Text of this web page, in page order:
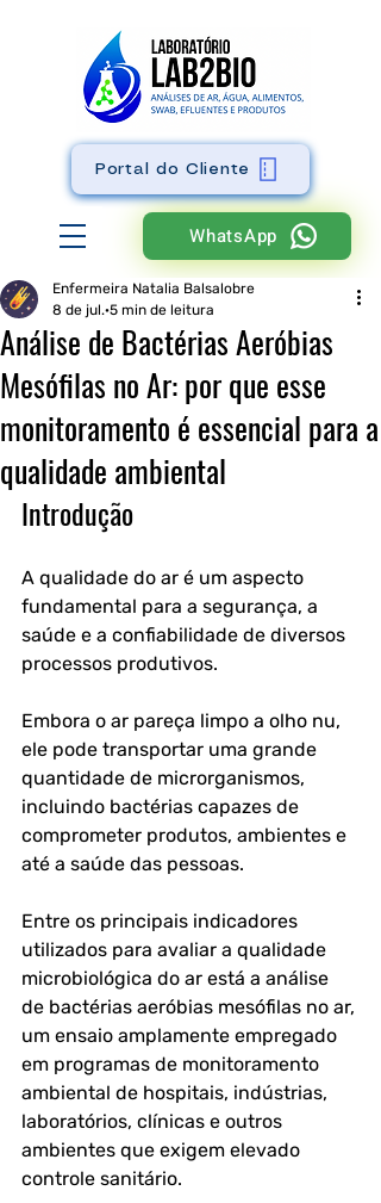
WhatsApp
Portal do Cliente
Análise de Bactérias Aeróbias
Mesófilas no Ar: por que esse
monitoramento é essencial para a
qualidade ambiental
Enfermeira Natalia Balsalobre
8 de jul. 5 min de leitura
Introdução
A qualidade do ar é um aspecto
fundamental para a segurança, a
saúde e a confiabilidade de diversos
processos produtivos.
Embora o ar pareça limpo a olho nu,
ele pode transportar uma grande
quantidade de microrganismos,
incluindo bactérias capazes de
comprometer produtos, ambientes e
até a saúde das pessoas.
Entre os principais indicadores
utilizados para avaliar a qualidade
microbiológica do ar está a análise
de bactérias aeróbias mesófilas no ar,
um ensaio amplamente empregado
em programas de monitoramento
ambiental de hospitais, indústrias,
laboratórios, clínicas e outros
ambientes que exigem elevado
controle sanitário.